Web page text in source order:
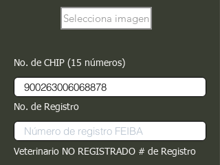
Selecciona imagen
No. de CHIP (15 números)
No. de Registro
Veterinario NO REGISTRADO # de Registro